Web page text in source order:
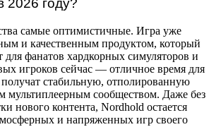
2026 году?
самые оптимистичные. Игра уже
и качественным продуктом, который
для фанатов хардкорных симуляторов и
игроков сейчас — отличное время для
получат стабильную, отполированную
мультиплеерным сообществом. Даже без
нового контента, Nordhold остается
и напряженных игр своего